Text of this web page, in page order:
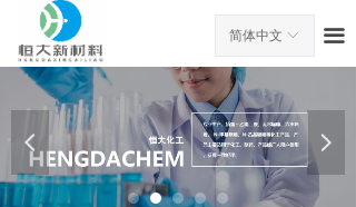
끀
首页
关于我们
产品中心
新闻中心
ꀅ
简体中文
넳 넲